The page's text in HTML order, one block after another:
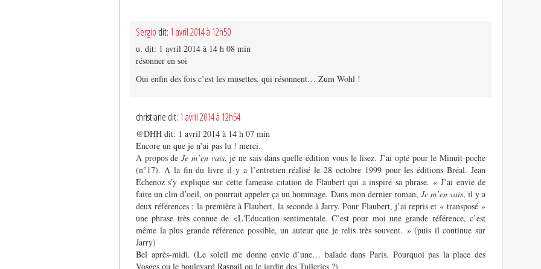
Sergio dit: 1 avril 2014 à 12h50
u. dit: 1 avril 2014 à 14 h 08 min
résonner en soi
Oui enfin des fois c’est les musettes, qui résonnent… Zum Wohl !
christiane dit: 1 avril 2014 à 12h54
@DHH dit: 1 avril 2014 à 14 h 07 min
Encore un que je n’ai pas lu ! merci.
A propos deJe m’en vais, je ne sais dans quelle édition vous le lisez. J’ai opté pour le Minuit-poche
(n°17). A la fin du livre il y a l’entretien réalisé le 28 octobre 1999 pour les éditions Bréal. Jean
Echenoz s’y explique sur cette fameuse citation de Flaubert qui a inspiré sa phrase. « J’ai envie de
faire un clin d’oeil, on pourrait appeler ça un hommage. Dans mon dernier roman, Je m’en vais, il y a
deux références : la première à Flaubert, la seconde à Jarry. Pour Flaubert, j’ai repris et « transposé »
une phrase très connue de <L'Education sentimentale. C’est pour moi une grande référence, c’est
même la plus grande référence possible, un auteur que je relis très souvent. » (puis il continue sur
Jarry)
Bel après-midi. (Le soleil me donne envie d’une… balade dans Paris. Pourquoi pas la place des
Vosges ou le boulevard Raspail ou le jardin des Tuileries ?)